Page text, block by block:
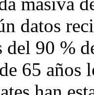
datos
del 90 %
65